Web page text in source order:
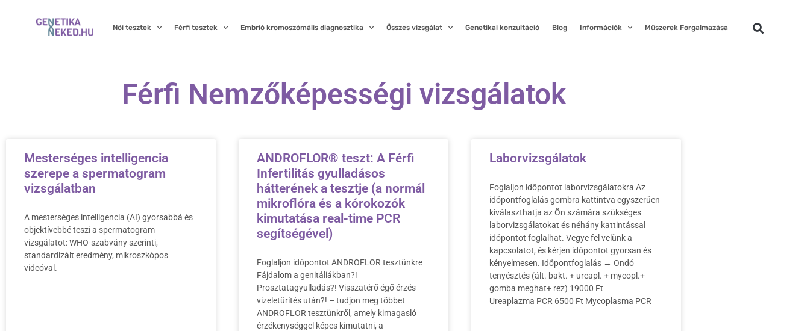
Női tesztek Férfi tesztek Embrió kromoszómális diagnosztika Összes vizsgálat Genetikai konzultáció Blog Információk Műszerek Forgalmazása
Férfi Nemzőképességi vizsgálatok
Mesterséges intelligencia
szerepe a spermatogram
vizsgálatban
A mesterséges intelligencia (AI) gyorsabbá és
objektívebbé teszi a spermatogram
vizsgálatot: WHO-szabvány szerinti,
standardizált eredmény, mikroszkópos
videóval.
ANDROFLOR® teszt: A Férfi
Infertilitás gyulladásos
hátterének a tesztje (a normál
mikroflóra és a kórokozók
kimutatása real-time PCR
segítségével)
Foglaljon időpontot ANDROFLOR tesztünkre
Fájdalom a genitáliákban?!
Prosztatagyulladás?! Visszatérő égő érzés
vizeletürítés után?! – tudjon meg többet
ANDROFLOR tesztünkről, amely kimagasló
érzékenységgel képes kimutatni, a
Laborvizsgálatok
Foglaljon időpontot laborvizsgálatokra Az
időpontfoglalás gombra kattintva egyszerűen
kiválaszthatja az Ön számára szükséges
laborvizsgálatokat és néhány kattintással
időpontot foglalhat. Vegye fel velünk a
kapcsolatot, és kérjen időpontot gyorsan és
kényelmesen. Időpontfoglalás → Ondó
tenyésztés (ált. bakt. + ureapl. + mycopl.+
gomba meghat+ rez) 19000 Ft
Ureaplazma PCR 6500 Ft Mycoplasma PCR